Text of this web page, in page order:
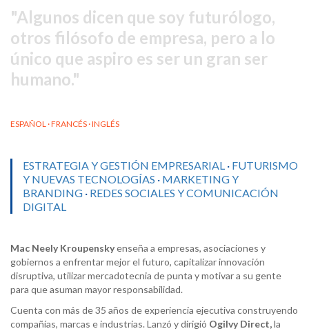
Algunos dicen que soy futurólogo,
otros filósofo de empresa, pero a lo
único que aspiro es ser un gran ser
humano.
ESPAÑOL · FRANCÉS · INGLÉS
ESTRATEGIA Y GESTIÓN EMPRESARIAL · FUTURISMO
Y NUEVAS TECNOLOGÍAS · MARKETING Y
BRANDING · REDES SOCIALES Y COMUNICACIÓN
DIGITAL
Mac Neely Kroupenskyenseña a empresas, asociaciones y
gobiernos a enfrentar mejor el futuro, capitalizar innovación
disruptiva, utilizar mercadotecnia de punta y motivar a su gente
para que asuman mayor responsabilidad.
Cuenta con más de 35 años de experiencia ejecutiva construyendo
compañías, marcas e industrias. Lanzó y dirigió Ogilvy Direct,la